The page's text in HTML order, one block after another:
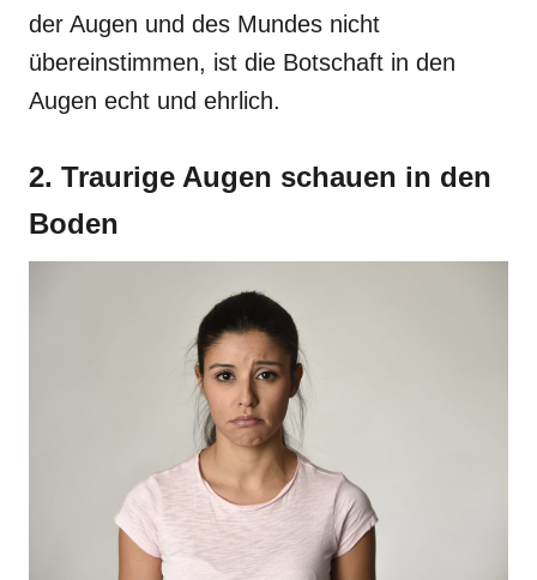
der Augen und des Mundes nicht
übereinstimmen, ist die Botschaft in den
Augen echt und ehrlich.
2. Traurige Augen schauen in den
Boden